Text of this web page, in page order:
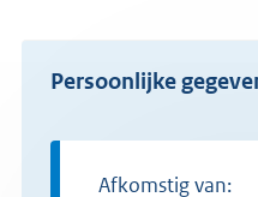
Persoonlijke
Afkomstig van: